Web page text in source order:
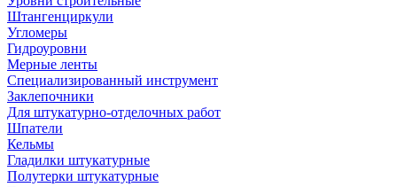
Штангенциркули
Угломеры
Гидроуровни
Мерные ленты
Специализированный инструмент
Заклепочники
Для штукатурно-отделочных работ
Шпатели
Кельмы
Гладилки штукатурные
Полутерки штукатурные